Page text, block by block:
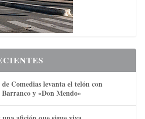
Comedias levanta el telón con
y «Don Mendo»